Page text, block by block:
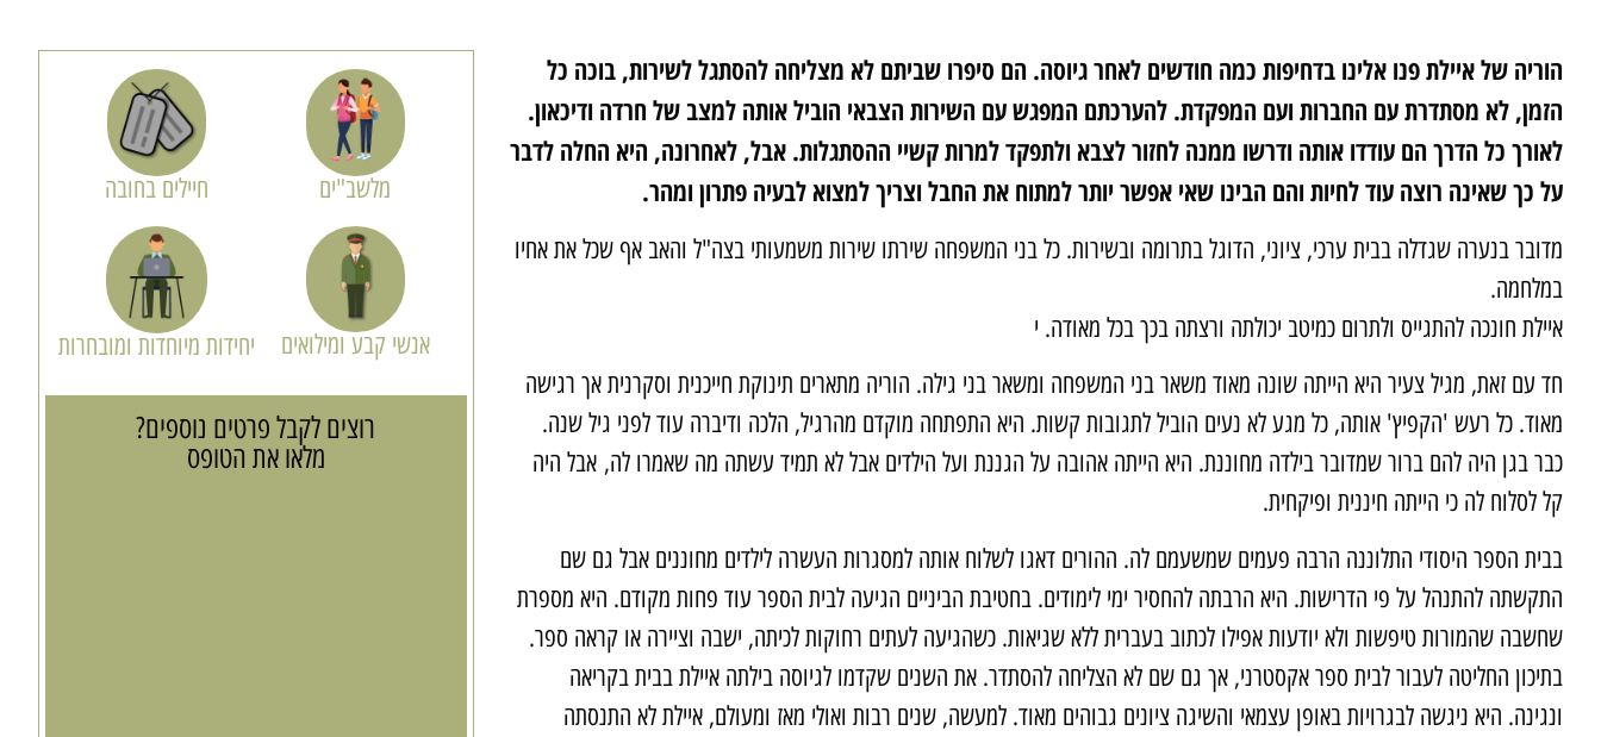
הוריה של איילת פנו אלינו בדחיפות כמה חודשים לאחר גיוסה. הם סיפרו שביתם לא מצליחה להסתגל לשירות, בוכה כל
הזמן, לא מסתדרת עם החברות ועם המפקדת. להערכתם המפגש עם השירות הצבאי הוביל אותה למצב של חרדה ודיכאון.
לאורך כל הדרך הם עודדו אותה ודרשו ממנה לחזור לצבא ולתפקד למרות קשיי ההסתגלות. אבל, לאחרונה, היא החלה לדבר
על כך שאינה רוצה עוד לחיות והם הבינו שאי אפשר יותר למתוח את החבל וצריך למצוא לבעיה פתרון ומהר.
מדובר בנערה שגדלה בבית ערכי, ציוני, הדוגל בתרומה ובשירות. כל בני המשפחה שירתו שירות משמעותי בצה"ל והאב אף שכל את אחיו
במלחמה.
איילת חונכה להתגייס ולתרום כמיטב יכולתה ורצתה בכך בכל מאודה. י
חד עם זאת, מגיל צעיר היא הייתה שונה מאוד משאר בני המשפחה ומשאר בני גילה. הוריה מתארים תינוקת חייכנית וסקרנית אך רגישה
מאוד. כל רעש 'הקפיץ' אותה, כל מגע לא נעים הוביל לתגובות קשות. היא התפתחה מוקדם מהרגיל, הלכה ודיברה עוד לפני גיל שנה.
כבר בגן היה להם ברור שמדובר בילדה מחוננת. היא הייתה אהובה על הגננת ועל הילדים אבל לא תמיד עשתה מה שאמרו לה, אבל היה
קל לסלוח לה כי הייתה חיננית ופיקחית.
בבית הספר היסודי התלוננה הרבה פעמים שמשעמם לה. ההורים דאגו לשלוח אותה למסגרות העשרה לילדים מחוננים אבל גם שם
התקשתה להתנהל על פי הדרישות. היא הרבתה להחסיר ימי לימודים. בחטיבת הביניים הגיעה לבית הספר עוד פחות מקודם. היא מספרת
שחשבה שהמורות טיפשות ולא יודעות אפילו לכתוב בעברית ללא שגיאות. כשהגיעה לעתים רחוקות לכיתה, ישבה וציירה או קראה ספר.
בתיכון החליטה לעבור לבית ספר אקסטרני, אך גם שם לא הצליחה להסתדר. את השנים שקדמו לגיוסה בילתה איילת בבית בקריאה
ונגינה. היא ניגשה לבגרויות באופן עצמאי והשיגה ציונים גבוהים מאוד. למעשה, שנים רבות ואולי מאז ומעולם, איילת לא התנסתה
מלשב"ים חיילים בחובה
אנשי קבע ומילואים יחידות מיוחדות ומובחרות
רוצים לקבל פרטים נוספים?
מלאו את הטופס